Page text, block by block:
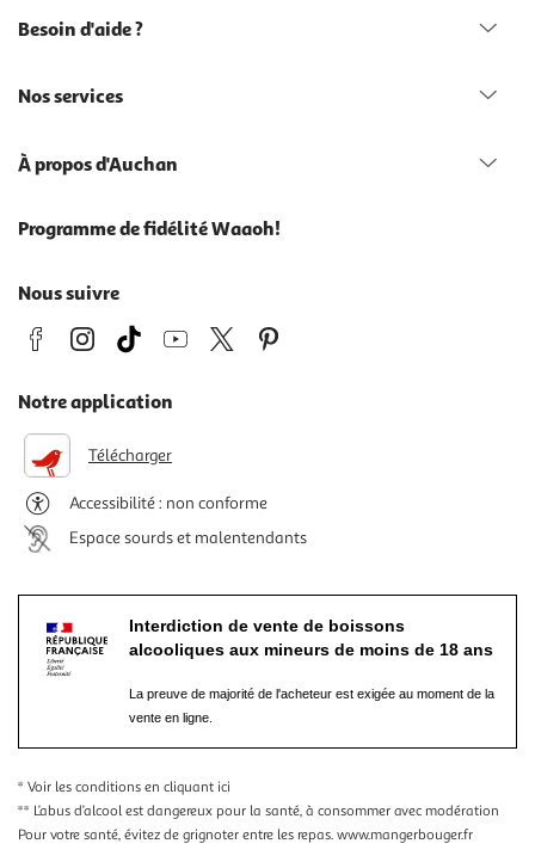
Besoin d'aide ?
Nos services
À propos d'Auchan
Programme de fidélité Waaoh!
Nous suivre
Notre application
Télécharger
Accessibilité : non conforme
Espace sourds et malentendants
Interdiction de vente de boissons
alcooliques aux mineurs de moins de 18 ans
La preuve de majorité de l'acheteur est exigée au moment de la
vente en ligne.
* Voir les conditions en cliquant ici
** L’abus d’alcool est dangereux pour la santé, à consommer avec modération
Pour votre santé, évitez de grignoter entre les repas. www.mangerbouger.fr